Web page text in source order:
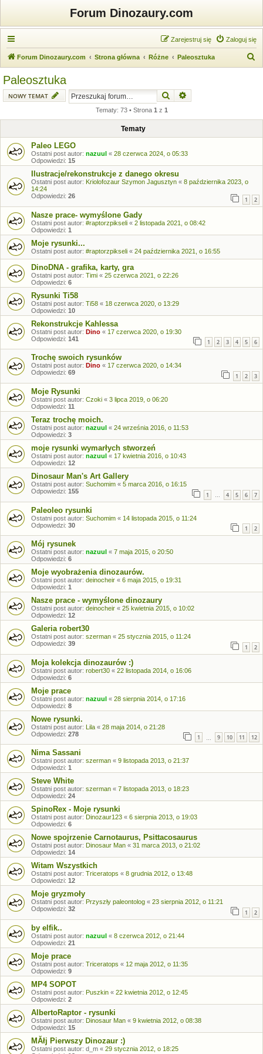
Forum Dinozaury.com
Zaloguj się
Zarejestruj się
Forum Dinozaury.com Strona główna Różne Paleosztuka
Paleosztuka
NOWY TEMAT Szukaj
Tematy: 73 • Strona 1 z 1
Tematy
Paleo LEGO
Ostatni post autor: nazuul « 28 czerwca 2024, o 05:33
Odpowiedzi: 15
Ilustracje/rekonstrukcje z danego okresu
Ostatni post autor: Kriolofozaur Szymon Jagusztyn « 8 października 2023, o
14:24
Odpowiedzi: 26 1 2
Nasze prace- wymyślone Gady
Ostatni post autor: #raptorzpikseli « 2 listopada 2021, o 08:42
Odpowiedzi: 1
Moje rysunki...
Ostatni post autor: #raptorzpikseli « 24 października 2021, o 16:55
DinoDNA - grafika, karty, gra
Ostatni post autor: Timi « 25 czerwca 2021, o 22:26
Odpowiedzi: 6
Rysunki Ti58
Ostatni post autor: Ti58 « 18 czerwca 2020, o 13:29
Odpowiedzi: 10
Rekonstrukcje Kahlessa
Ostatni post autor: Dino « 17 czerwca 2020, o 19:30
Odpowiedzi: 141 1 2 3 4 5 6
Trochę swoich rysunków
Ostatni post autor: Dino « 17 czerwca 2020, o 14:34
Odpowiedzi: 69 1 2 3
Moje Rysunki
Ostatni post autor: Czoki « 3 lipca 2019, o 06:20
Odpowiedzi: 11
Teraz trochę moich.
Ostatni post autor: nazuul « 24 września 2016, o 11:53
Odpowiedzi: 3
moje rysunki wymarłych stworzeń
Ostatni post autor: nazuul « 17 kwietnia 2016, o 10:43
Odpowiedzi: 12
Dinosaur Man's Art Gallery
Ostatni post autor: Suchomim « 5 marca 2016, o 16:15
Odpowiedzi: 155 1 … 4 5 6 7
Paleoleo rysunki
Ostatni post autor: Suchomim « 14 listopada 2015, o 11:24
Odpowiedzi: 30 1 2
Mój rysunek
Ostatni post autor: nazuul « 7 maja 2015, o 20:50
Odpowiedzi: 6
Moje wyobrażenia dinozaurów.
Ostatni post autor: deinocheir « 6 maja 2015, o 19:31
Odpowiedzi: 1
Nasze prace - wymyślone dinozaury
Ostatni post autor: deinocheir « 25 kwietnia 2015, o 10:02
Odpowiedzi: 12
Galeria robert30
Ostatni post autor: szerman « 25 stycznia 2015, o 11:24
Odpowiedzi: 39 1 2
Moja kolekcja dinozaurów :)
Ostatni post autor: robert30 « 22 listopada 2014, o 16:06
Odpowiedzi: 6
Moje prace
Ostatni post autor: nazuul « 28 sierpnia 2014, o 17:16
Odpowiedzi: 8
Nowe rysunki.
Ostatni post autor: Lila « 28 maja 2014, o 21:28
Odpowiedzi: 278 1 9 10 11 12
Nima Sassani
Ostatni post autor: szerman « 9 listopada 2013, o 21:37
Odpowiedzi: 1
Steve White
Ostatni post autor: szerman « 7 listopada 2013, o 18:23
Odpowiedzi: 24
SpinoRex - Moje rysunki
Ostatni post autor: Dinozaur123 « 6 sierpnia 2013, o 19:03
Odpowiedzi: 6
Nowe spojrzenie Carnotaurus, Psittacosaurus
Ostatni post autor: Dinosaur Man « 31 marca 2013, o 21:02
Odpowiedzi: 14
Witam Wszystkich
Ostatni post autor: Triceratops « 8 grudnia 2012, o 13:48
Odpowiedzi: 12
Moje gryzmoły
Ostatni post autor: Przyszły paleontolog « 23 sierpnia 2012, o 11:21
Odpowiedzi: 32 1 2
by elfik..
Ostatni post autor: nazuul « 8 czerwca 2012, o 21:44
Odpowiedzi: 21
Moje prace
Ostatni post autor: Triceratops « 12 maja 2012, o 11:35
Odpowiedzi: 9
MP4 SOPOT
Ostatni post autor: Puszkin « 22 kwietnia 2012, o 12:45
Odpowiedzi: 2
AlbertoRaptor - rysunki
Ostatni post autor: Dinosaur Man « 9 kwietnia 2012, o 08:38
Odpowiedzi: 15
MĂłj Pierwszy Dinozaur :)
Ostatni post autor: d_m « 29 stycznia 2012, o 18:25